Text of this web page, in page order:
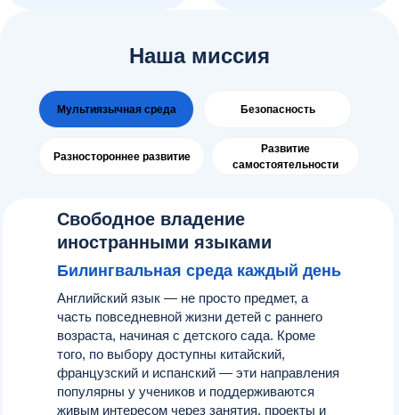
Наша миссия
Мультиязычная среда
Развитие
самостоятельности
Разностороннее развитие
Безопасность
Билингвальная среда каждый день
Свободное владение
иностранными языками
Английский язык — не просто предмет, а
часть повседневной жизни детей с раннего
возраста, начиная с детского сада. Кроме
того, по выбору доступны китайский,
французский и испанский — эти направления
популярны у учеников и поддерживаются
живым интересом через занятия, проекты и